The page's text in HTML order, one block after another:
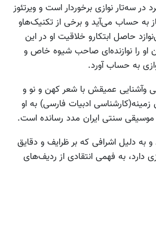
در سه‌تار نوازی برخوردار است و ویرتئوز
به حساب می‌آید و برخی از تکنیک‌هاو
حاصل ابتکارو خلاقیت او در این
را نوازنده‌ای صاحب شیوه خاص و
به حساب آورد.
و‌آشنایی عمیقش با شعر کهن و نو و
ادبیات فارسی) به او
سنتی ایران مدد رسانده است.
به دلیل اشرافی که بر ظرایف و دقایق
به فهمی انتقادی از ردیف‌های